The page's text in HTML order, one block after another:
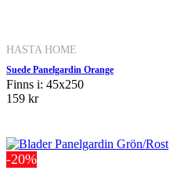
HASTA HOME
Suede Panelgardin Orange
Finns i: 45x250
159 kr
-20%